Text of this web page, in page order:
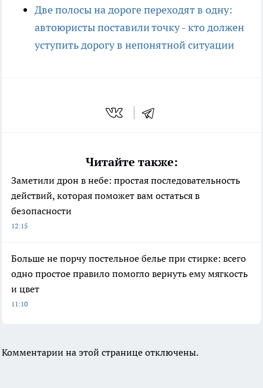
Две полосы на дороге переходят в одну:
автоюристы поставили точку - кто должен
уступить дорогу в непонятной ситуации
Читайте также:
Заметили дрон в небе: простая последовательность
действий, которая поможет вам остаться в
безопасности
12:15
Больше не порчу постельное белье при стирке: всего
одно простое правило помогло вернуть ему мягкость
и цвет
11:10
Комментарии на этой странице отключены.